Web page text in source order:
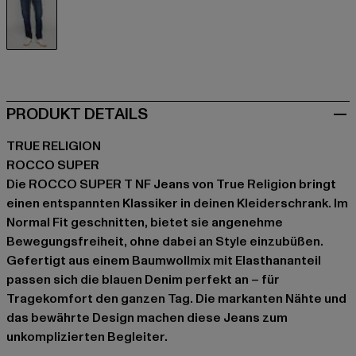
PRODUKT DETAILS
TRUE RELIGION
ROCCO SUPER
Die ROCCO SUPER T NF Jeans von True Religion bringt
einen entspannten Klassiker in deinen Kleiderschrank. Im
Normal Fit geschnitten, bietet sie angenehme
Bewegungsfreiheit, ohne dabei an Style einzubüßen.
Gefertigt aus einem Baumwollmix mit Elasthananteil
passen sich die blauen Denim perfekt an – für
Tragekomfort den ganzen Tag. Die markanten Nähte und
das bewährte Design machen diese Jeans zum
unkomplizierten Begleiter.